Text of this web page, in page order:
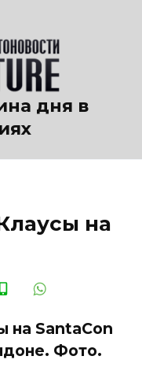
дня в
на
на SantaCon
Фото.